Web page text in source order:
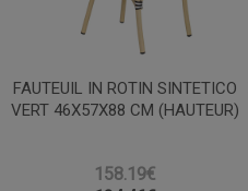
FAUTEUIL IN ROTIN SINTETICO
VERT 46X57X88 CM (HAUTEUR)
158.19€